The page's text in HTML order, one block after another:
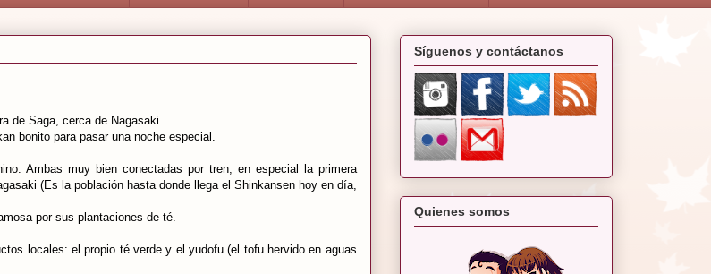
de Saga, cerca de Nagasaki.
bonito para pasar una noche especial.
Ambas muy bien conectadas por tren, en especial la primera
(Es la población hasta donde llega el Shinkansen hoy en día,
por sus plantaciones de té.
locales: el propio té verde y el yudofu (el tofu hervido en aguas
Síguenos y contáctanos
Quienes somos